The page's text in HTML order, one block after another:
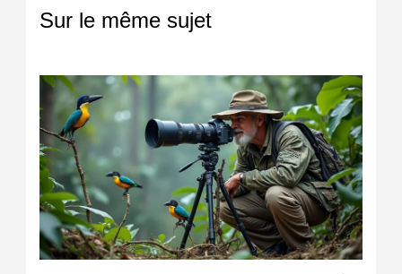
Sur le même sujet